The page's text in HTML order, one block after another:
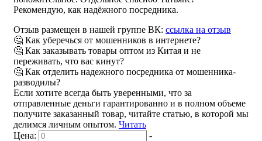
Рекомендую, как надёжного посредника.
Отзыв размещен в нашей группе ВК: ссылка на отзыв
🤔 Как уберечься от мошенников в интернете?
🤔 Как заказывать товары оптом из Китая и не
переживать, что вас кинут?
🤔 Как отделить надежного посредника от мошенника-
разводилы?
Если хотите всегда быть уверенными, что за
отправленные деньги гарантированно и в полном объеме
получите заказанный товар, читайте статью, в которой мы
делимся личным опытом. Читать
Цена: -